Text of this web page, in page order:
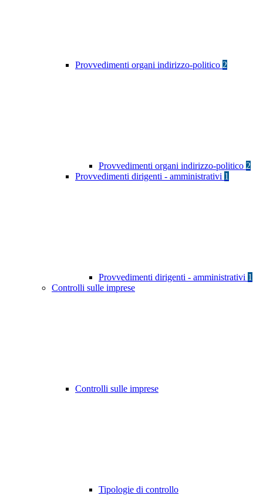
Provvedimenti organi indirizzo-politico 2
Provvedimenti organi indirizzo-politico 2
Provvedimenti dirigenti - amministrativi 1
Provvedimenti dirigenti - amministrativi 1
Controlli sulle imprese
Controlli sulle imprese
Tipologie di controllo